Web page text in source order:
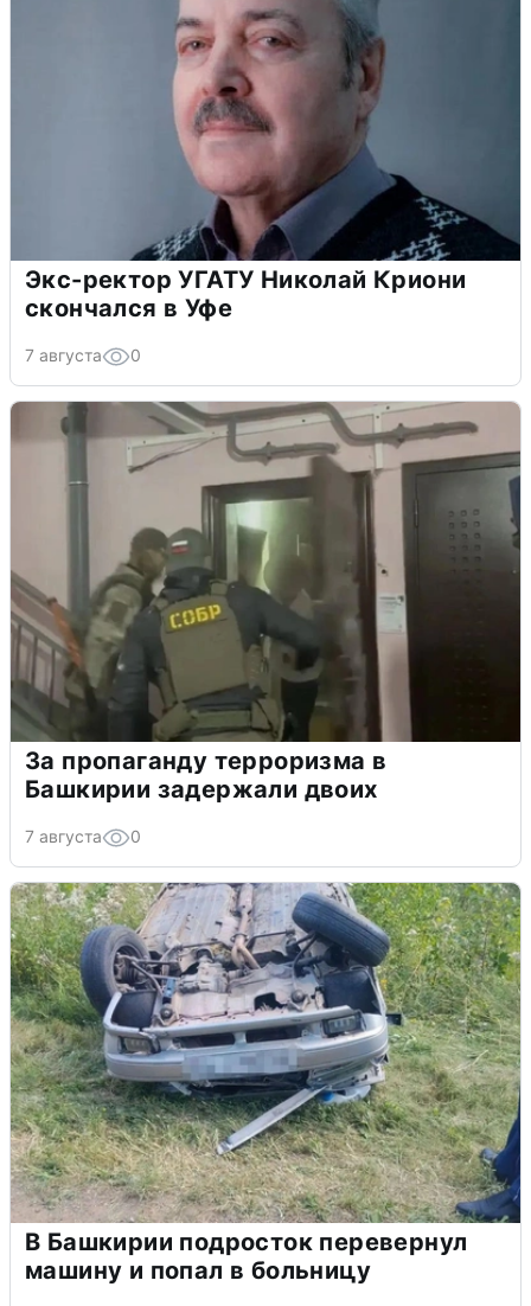
Экс-ректор УГАТУ Николай Криони
скончался в Уфе
7 августа 0
За пропаганду терроризма в
Башкирии задержали двоих
7 августа 0
В Башкирии подросток перевернул
машину и попал в больницу